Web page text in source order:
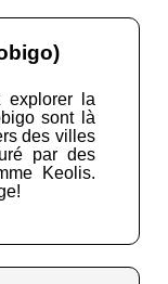
explorer la
sont là
des villes
par des
Keolis.